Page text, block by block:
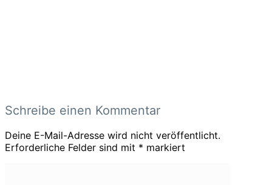
Schreibe einen Kommentar
Deine E-Mail-Adresse wird nicht veröffentlicht.
Erforderliche Felder sind mit * markiert